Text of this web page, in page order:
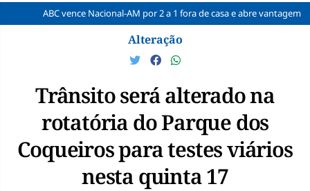
vence Nacional-AM por 2 a 1 fora de casa e abre vantagem nas quartas
Alteração
Trânsito será alterado na
rotatória do Parque dos
Coqueiros para testes viários
nesta quinta 17